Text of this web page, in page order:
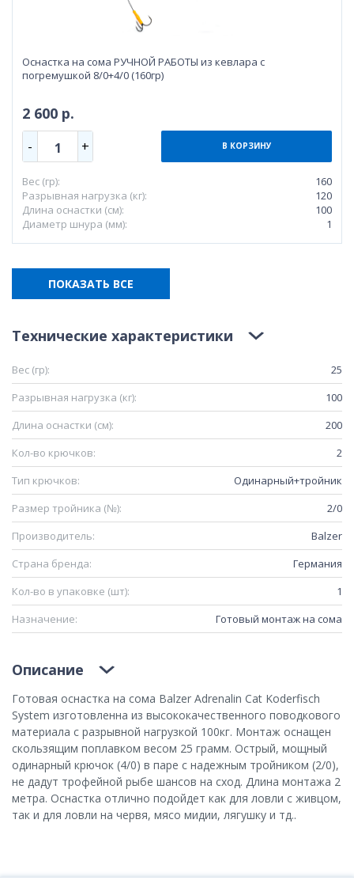
Оснастка на сома РУЧНОЙ РАБОТЫ из кевлара с
погремушкой 8/0+4/0 (160гр)
2 600 р.
- 1 + В КОРЗИНУ
Вес (гр):
160
Разрывная нагрузка (кг):
120
Длина оснастки (см):
100
Диаметр шнура (мм):
1
ПОКАЗАТЬ ВСЕ
Технические характеристики
Вес (гр):
25
Разрывная нагрузка (кг):
100
Длина оснастки (см):
200
Кол-во крючков:
2
Тип крючков:
Одинарный+тройник
Размер тройника (№):
2/0
Производитель:
Balzer
Страна бренда:
Германия
Кол-во в упаковке (шт):
1
Назначение:
Готовый монтаж на сома
Описание
Готовая оснастка на сома Balzer Adrenalin Cat Koderfisch
System изготовленна из высококачественного поводкового
материала с разрывной нагрузкой 100кг. Монтаж оснащен
скользящим поплавком весом 25 грамм. Острый, мощный
одинарный крючок (4/0) в паре с надежным тройником (2/0),
не дадут трофейной рыбе шансов на сход. Длина монтажа 2
метра. Оснастка отлично подойдет как для ловли с живцом,
так и для ловли на червя, мясо мидии, лягушку и тд..